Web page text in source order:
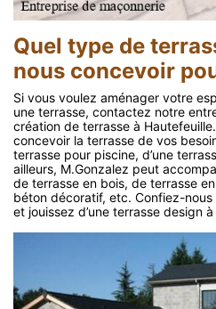
Quel type de
nous concevoir
Si vous voulez aménager votre
une terrasse, contactez notre
création de terrasse à
concevoir la terrasse de vos
terrasse pour piscine, d’une
ailleurs, M.Gonzalez peut
de terrasse en bois, de terrasse
béton décoratif, etc. Confiez-
et jouissez d’une terrasse design